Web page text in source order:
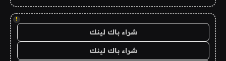
!
شراء باك لينك
شراء باك لينك